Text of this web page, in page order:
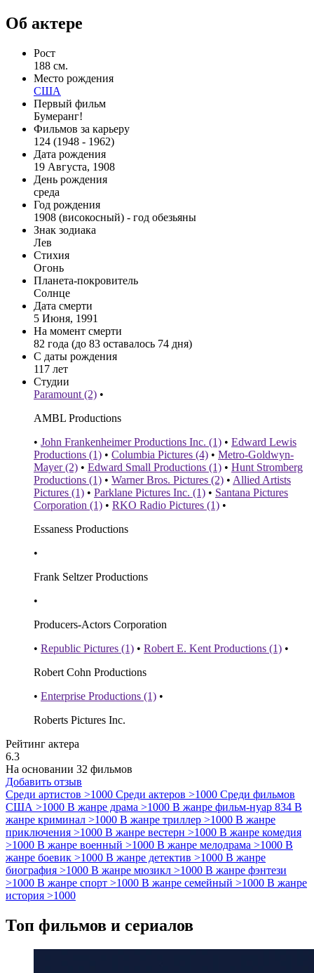
Об актере
Рост
188 см.
Место рождения
США
Первый фильм
Бумеранг!
Фильмов за карьеру
124 (1948 - 1962)
Дата рождения
19 Августа, 1908
День рождения
среда
Год рождения
1908 (високосный) - год обезьяны
Знак зодиака
Лев
Стихия
Огонь
Планета-покровитель
Солнце
Дата смерти
5 Июня, 1991
На момент смерти
82 года (до 83 оставалось 74 дня)
С даты рождения
117 лет
Студии
Paramount (2) •
AMBL Productions
• John Frankenheimer Productions Inc. (1) • Edward Lewis
Productions (1) • Columbia Pictures (4) • Metro-Goldwyn-
Mayer (2) • Edward Small Productions (1) • Hunt Stromberg
Productions (1) • Warner Bros. Pictures (2) • Allied Artists
Pictures (1) • Parklane Pictures Inc. (1) • Santana Pictures
Corporation (1) • RKO Radio Pictures (1) •
Essaness Productions
•
Frank Seltzer Productions
•
Producers-Actors Corporation
• Republic Pictures (1) • Robert E. Kent Productions (1) •
Robert Cohn Productions
• Enterprise Productions (1) •
Roberts Pictures Inc.
Рейтинг актера
6.3
На основании 32 фильмов
Добавить отзыв
Среди артистов >1000 Среди актеров >1000 Среди фильмов
США >1000 В жанре драма >1000 В жанре фильм-нуар 834 В
жанре криминал >1000 В жанре триллер >1000 В жанре
приключения >1000 В жанре вестерн >1000 В жанре комедия
>1000 В жанре военный >1000 В жанре мелодрама >1000 В
жанре боевик >1000 В жанре детектив >1000 В жанре
биография >1000 В жанре мюзикл >1000 В жанре фэнтези
>1000 В жанре спорт >1000 В жанре семейный >1000 В жанре
история >1000
Топ фильмов и сериалов